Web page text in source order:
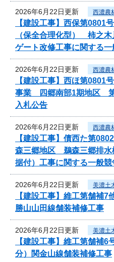
2026年6月22日更新 西濃農
【建設工事】西保第
（保全合理化型） 柿之
ゲート改修工事に関する
2026年6月22日更新 西濃農
【建設工事】西ほ第
事業 四郷南部1期地区
入札公告
2026年6月22日更新 西濃農
【建設工事】債西た第
森三郷地区 鵜森三郷排水
据付）工事に関する一般
2026年6月22日更新 美濃土
【建設工事】維工第舗
勝山山田線舗装補修工事
2026年6月22日更新 美濃土
【建設工事】維工第舗補6
分）関金山線舗装補修工事